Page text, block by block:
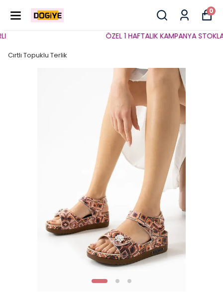
0
ÖZEL 1 HAFTALIK KAMPANYA
Cırtlı Topuklu Terlik